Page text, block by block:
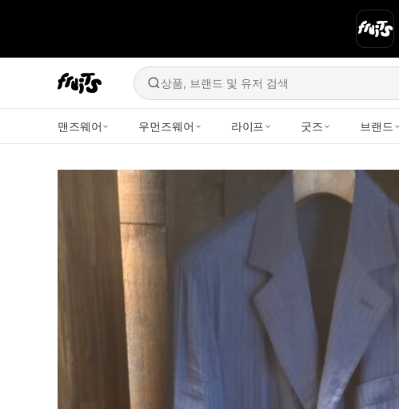
상품, 브랜드 및 유저 검색
맨즈웨어 우먼즈웨어 라이프 굿즈 브랜드